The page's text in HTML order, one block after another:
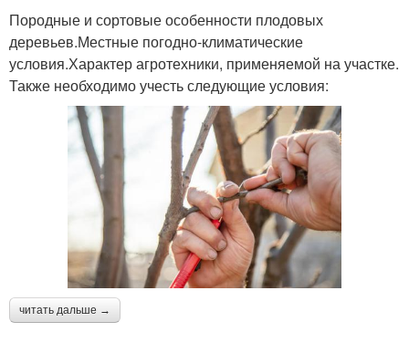
Породные и сортовые особенности плодовых
деревьев.Местные погодно-климатические
условия.Характер агротехники, применяемой на участке.
Также необходимо учесть следующие условия:
читать дальше →